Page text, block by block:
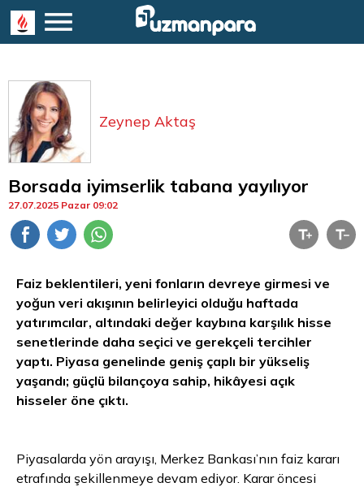
Zeynep Aktaş
Borsada iyimserlik tabana yayılıyor
27.07.2025 Pazar 09:02
Faiz beklentileri, yeni fonların devreye girmesi ve
yoğun veri akışının belirleyici olduğu haftada
yatırımcılar, altındaki değer kaybına karşılık hisse
senetlerinde daha seçici ve gerekçeli tercihler
yaptı. Piyasa genelinde geniş çaplı bir yükseliş
yaşandı; güçlü bilançoya sahip, hikâyesi açık
hisseler öne çıktı.
Piyasalarda yön arayışı, Merkez Bankası’nın faiz kararı
etrafında şekillenmeye devam ediyor. Karar öncesi